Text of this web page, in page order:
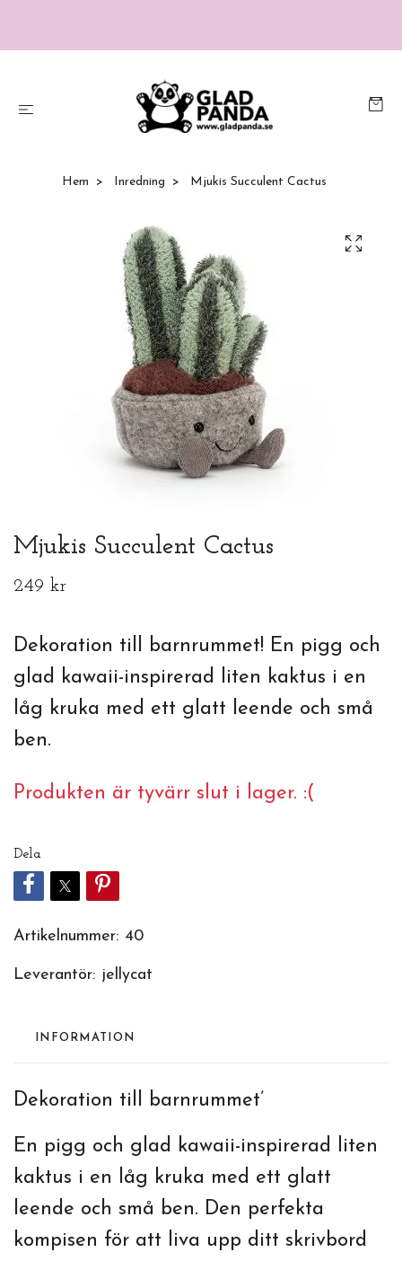
Hem Inredning Mjukis Succulent Cactus
Mjukis Succulent Cactus
249 kr
Dekoration till barnrummet! En pigg och
glad kawaii-inspirerad liten kaktus i en
låg kruka med ett glatt leende och små
ben.
Produkten är tyvärr slut i lager. :(
Dela
Artikelnummer: 40
Leverantör: jellycat
INFORMATION
Dekoration till barnrummet’
En pigg och glad kawaii-inspirerad liten
kaktus i en låg kruka med ett glatt
leende och små ben. Den perfekta
kompisen för att liva upp ditt skrivbord